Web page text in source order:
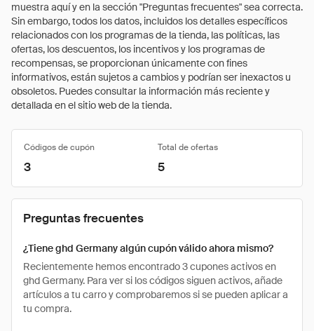
muestra aquí y en la sección "Preguntas frecuentes" sea correcta.
Sin embargo, todos los datos, incluidos los detalles específicos
relacionados con los programas de la tienda, las políticas, las
ofertas, los descuentos, los incentivos y los programas de
recompensas, se proporcionan únicamente con fines
informativos, están sujetos a cambios y podrían ser inexactos u
obsoletos. Puedes consultar la información más reciente y
detallada en el sitio web de la tienda.
Códigos de cupón Total de ofertas
3 5
Preguntas frecuentes
¿Tiene ghd Germany algún cupón válido ahora mismo?
Recientemente hemos encontrado 3 cupones activos en
ghd Germany. Para ver si los códigos siguen activos, añade
artículos a tu carro y comprobaremos si se pueden aplicar a
tu compra.